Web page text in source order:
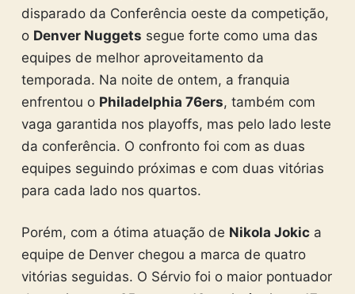
disparado da Conferência oeste da competição,
o Denver Nuggets segue forte como uma das
equipes de melhor aproveitamento da
temporada. Na noite de ontem, a franquia
enfrentou o Philadelphia 76ers, também com
vaga garantida nos playoffs, mas pelo lado leste
da conferência. O confronto foi com as duas
equipes seguindo próximas e com duas vitórias
para cada lado nos quartos.
Porém, com a ótima atuação de Nikola Jokica
equipe de Denver chegou a marca de quatro
vitórias seguidas. O Sérvio foi o maior pontuador